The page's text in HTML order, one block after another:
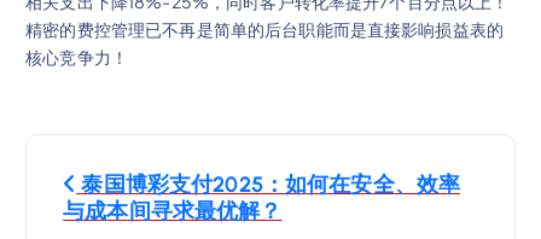
精密的费控管理已不再是简单的后台职能而是直接影响损益表的
核心竞争力！
泰国博彩支付2025：如何在安全、效率
与成本间寻求最优解？